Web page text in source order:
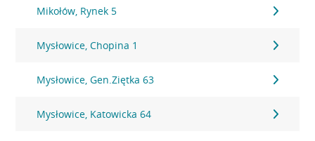
Mikołów, Rynek 5
Mysłowice, Chopina 1
Mysłowice, Gen.Ziętka 63
Mysłowice, Katowicka 64